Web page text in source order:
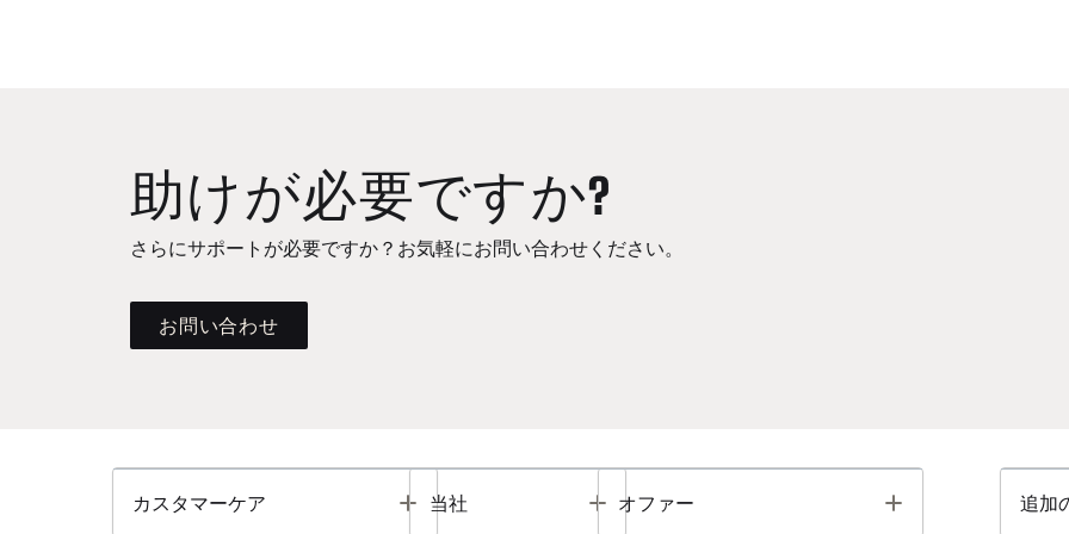
助けが必要ですか?
さらにサポートが必要ですか？お気軽にお問い合わせください。
お問い合わせ
カスタマーケア Toggle
当社 Toggle
オファー Toggle 追加